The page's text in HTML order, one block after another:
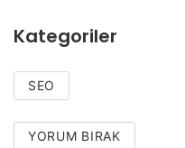
Kategoriler
SEO
YORUM BIRAK